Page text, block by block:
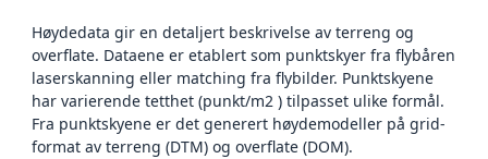
Høydedata gir en detaljert beskrivelse av terreng og
overflate. Dataene er etablert som punktskyer fra flybåren
laserskanning eller matching fra flybilder. Punktskyene
har varierende tetthet (punkt/m2 ) tilpasset ulike formål.
Fra punktskyene er det generert høydemodeller på grid-
format av terreng (DTM) og overflate (DOM).